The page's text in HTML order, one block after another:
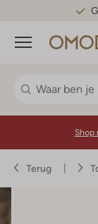
Menu
Shop
Terug